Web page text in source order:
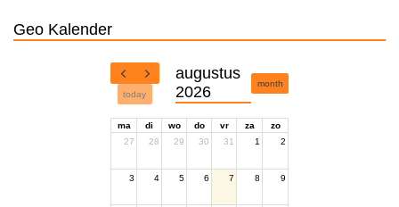
Geo Kalender
today
augustus
2026
month
ma di wo do vr za
zo
27
28 29 30 31 1 2
3 4 5 6 7 8 9